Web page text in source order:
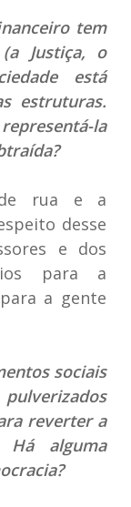
tem
Justiça, o
está
estruturas.
la
rua e a
desse
e dos
para a
a gente
sociais
reverter a
Há alguma